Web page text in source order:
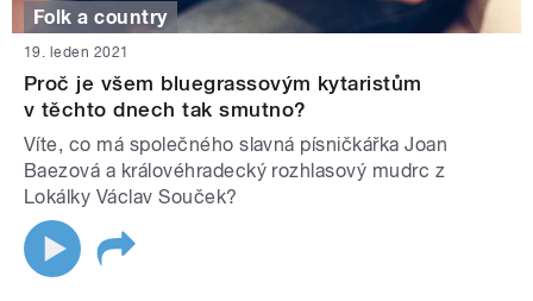
Folk a country
19. leden 2021
Proč je všem bluegrassovým kytaristům
v těchto dnech tak smutno?
Víte, co má společného slavná písničkářka Joan
Baezová a královéhradecký rozhlasový mudrc z
Lokálky Václav Souček?